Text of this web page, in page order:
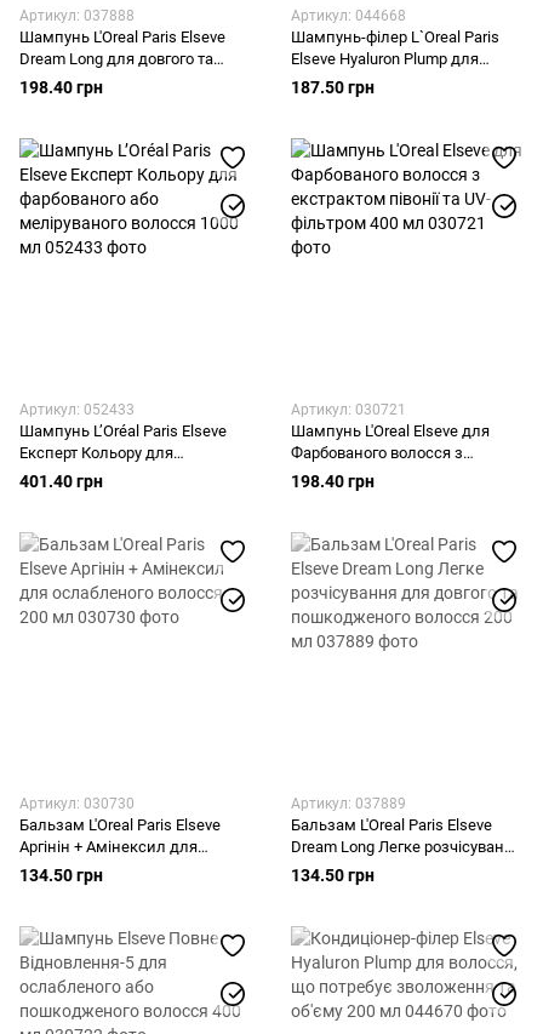
Артикул: 037888
Шампунь L'Oreal Paris Elseve
Dream Long для довгого та
пошкодженого волосся 400 мл
198.40 грн
Артикул: 044668
Шампунь-філер L`Oreal Paris
Elseve Hyaluron Plump для
волосся, яке потребує
зволоження та об'єму 400 мл
187.50 грн
Артикул: 052433
Шампунь L’Oréal Paris Elseve
Експерт Кольору для
фарбованого або меліруваного
волосся 1000 мл
401.40 грн
Артикул: 030721
Шампунь L'Oreal Elseve для
Фарбованого волосся з
екстрактом півонії та UV-
198.40 грн
Артикул: 030730
Бальзам L'Oreal Paris Elseve
Аргінін + Амінексил для
ослабленого волосся 200 мл
134.50 грн
Артикул: 037889
Бальзам L'Oreal Paris Elseve
Dream Long Легке розчісування
для довгого та пошкодженого
волосся 200 мл
134.50 грн